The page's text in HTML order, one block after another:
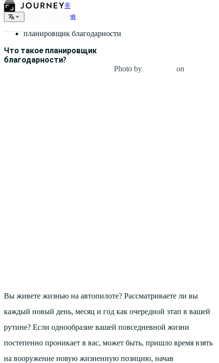
®
Виды планеров
планировщик благодарности
Что такое планировщик
благодарности?
Photo by on
Вы живете жизнью на автопилоте? Рассматриваете ли вы
каждый новый день, месяц и год как очередной этап в вашей
рутине? Если однообразие вашей повседневной жизни
постепенно проникает в вас, может быть, пришло время взять
на вооружение новую жизненную позицию, начав